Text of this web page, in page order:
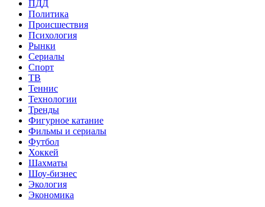
ПДД
Политика
Происшествия
Психология
Рынки
Сериалы
Спорт
ТВ
Теннис
Технологии
Тренды
Фигурное катание
Фильмы и сериалы
Футбол
Хоккей
Шахматы
Шоу-бизнес
Экология
Экономика